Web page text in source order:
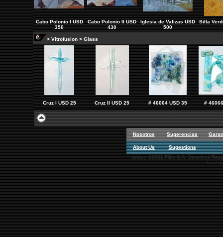
Cabo Polonio I USD
350
Cabo Polonio II USD
430
Iglesia de Valizas USD
500
Silla
> Vitrofusion > Glass
Cruz I USD 25 Cruz II USD 25 # 46064 USD 35 #
Nosotros Sugerencias
About Us
Sugestions
arteuy ©2001 Flike S.A. Derechos
total